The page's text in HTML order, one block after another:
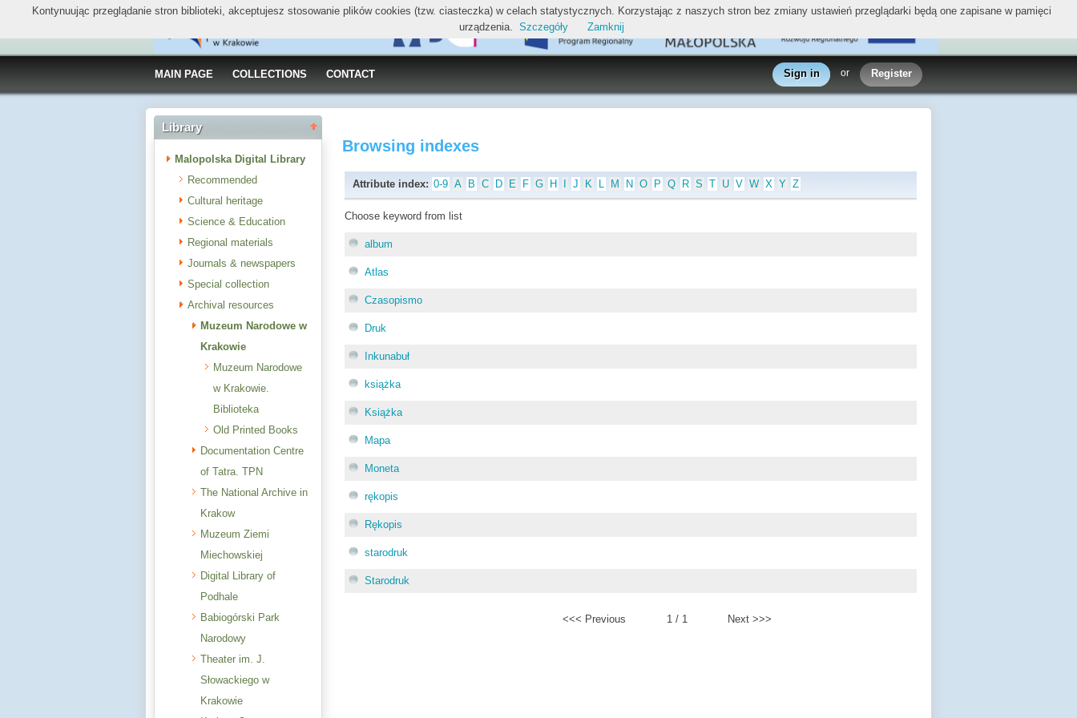
MAIN PAGE COLLECTIONS CONTACT Sign in or Register
Library
Malopolska Digital Library
Recommended
Cultural heritage
Science & Education
Regional materials
Journals & newspapers
Special collection
Archival resources
Muzeum Narodowe w
Krakowie
Muzeum Narodowe
w Krakowie.
Biblioteka
Old Printed Books
Documentation Centre
of Tatra. TPN
The National Archive in
Krakow
Muzeum Ziemi
Miechowskiej
Digital Library of
Podhale
Babiogórski Park
Narodowy
Theater im. J.
Słowackiego w
Krakowie
Browsing indexes
Attribute index: 0-9 A B C D E F G H J K L M N O P Q R S T U V W X Y Z
Choose keyword from list
album
Atlas
Czasopismo
Druk
Inkunabuł
książka
Książka
Mapa
Moneta
rękopis
Rękopis
starodruk
Starodruk
<<< Previous 1 / 1 Next >>>
Kontynuując przeglądanie stron biblioteki, akceptujesz stosowanie plików cookies (tzw. ciasteczka) w celach statystycznych. Korzystając z naszych stron bez zmiany ustawień przeglądarki będą one zapisane w pamięci
urządzenia. Szczegóły Zamknij